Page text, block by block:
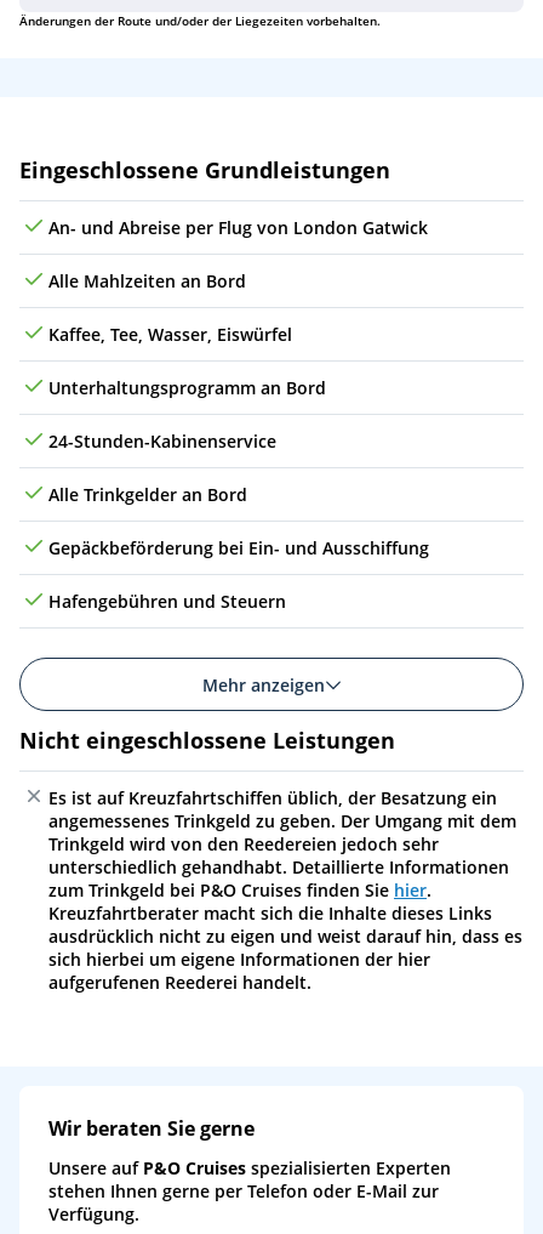
5 Mo 08.03.27 Funchal (Madeira), Portugal
7 Do 11.03.27 Sta. Cruz (La Palma), Spanien
Fr 12.03.27 Sta. Cruz (Teneriffa), Spanien 06:00
Änderungen der Route und/oder der Liegezeiten vorbehalten.
Leistungen
Eingeschlossene Grundleistungen
An- und Abreise per Flug von London Gatwick
Alle Mahlzeiten an Bord
Kaffee, Tee, Wasser, Eiswürfel
Unterhaltungsprogramm an Bord
24-Stunden-Kabinenservice
Alle Trinkgelder an Bord
Gepäckbeförderung bei Ein- und Ausschiffung
Hafengebühren und Steuern
Mehr anzeigen
Nicht eingeschlossene Leistungen
Es ist auf Kreuzfahrtschiffen üblich, der Besatzung ein
angemessenes Trinkgeld zu geben. Der Umgang mit dem
Trinkgeld wird von den Reedereien jedoch sehr
unterschiedlich gehandhabt. Detaillierte Informationen
zum Trinkgeld bei P&O Cruises finden Sie hier.
Kreuzfahrtberater macht sich die Inhalte dieses Links
ausdrücklich nicht zu eigen und weist darauf hin, dass es
sich hierbei um eigene Informationen der hier
aufgerufenen Reederei handelt.
Wir beraten Sie gerne
Unsere auf P&O Cruises spezialisierten Experten
stehen Ihnen gerne per Telefon oder E-Mail zur
Verfügung.